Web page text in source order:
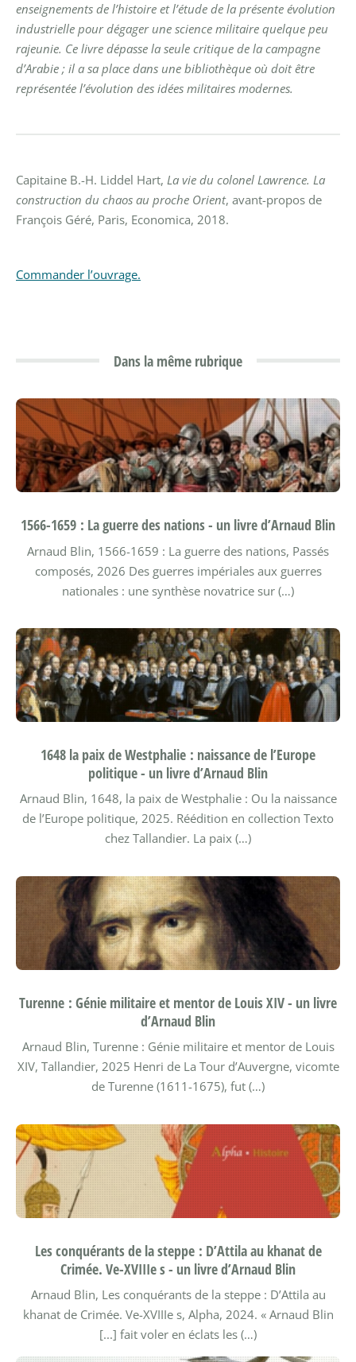
enseignements de l’histoire et l’étude de la présente évolution
industrielle pour dégager une science militaire quelque peu
rajeunie. Ce livre dépasse la seule critique de la campagne
d’Arabie ; il a sa place dans une bibliothèque où doit être
représentée l’évolution des idées militaires modernes.
Capitaine B.-H. Liddel Hart, La vie du colonel Lawrence. La
construction du chaos au proche Orient, avant-propos de
François Géré, Paris, Economica, 2018.
Commander l’ouvrage.
Dans la même rubrique
1566-1659 : La guerre des nations - un livre d’Arnaud Blin
Arnaud Blin, 1566-1659 : La guerre des nations, Passés
composés, 2026 Des guerres impériales aux guerres
nationales : une synthèse novatrice sur (…)
1648 la paix de Westphalie : naissance de l’Europe
politique - un livre d’Arnaud Blin
Arnaud Blin, 1648, la paix de Westphalie : Ou la naissance
de l’Europe politique, 2025. Réédition en collection Texto
chez Tallandier. La paix (…)
Turenne : Génie militaire et mentor de Louis XIV - un livre
d’Arnaud Blin
Arnaud Blin, Turenne : Génie militaire et mentor de Louis
XIV, Tallandier, 2025 Henri de La Tour d’Auvergne, vicomte
de Turenne (1611-1675), fut (…)
Les conquérants de la steppe : D’Attila au khanat de
Crimée. Ve-XVIIIe s - un livre d’Arnaud Blin
Arnaud Blin, Les conquérants de la steppe : D’Attila au
khanat de Crimée. Ve-XVIIIe s, Alpha, 2024. « Arnaud Blin
[...] fait voler en éclats les (…)